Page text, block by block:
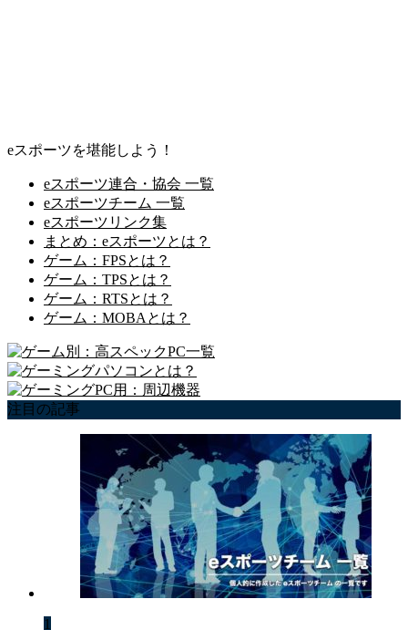
eスポーツを堪能しよう！
eスポーツ連合・協会 一覧
eスポーツチーム 一覧
eスポーツリンク集
まとめ：eスポーツとは？
ゲーム：FPSとは？
ゲーム：TPSとは？
ゲーム：RTSとは？
ゲーム：MOBAとは？
注目の記事
1